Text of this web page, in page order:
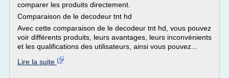
comparer les produits directement.
Comparaison de le decodeur tnt hd
Avec cette comparaison de le decodeur tnt hd, vous pouvez
voir différents produits, leurs avantages, leurs inconvénients
et les qualifications des utilisateurs, ainsi vous pouvez...
Lire la suite